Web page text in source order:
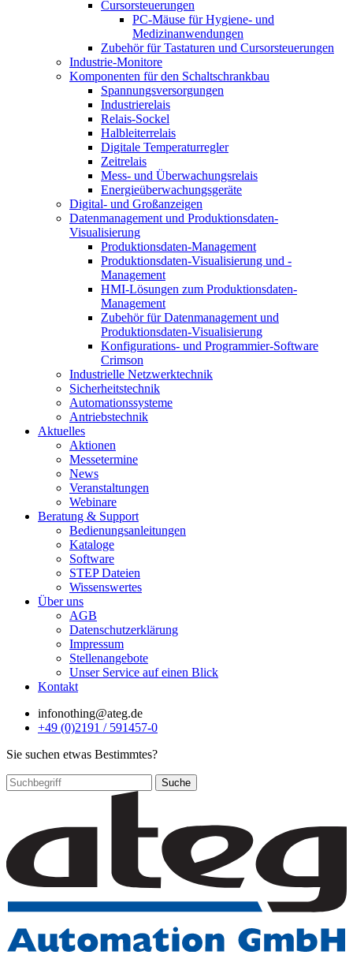
Cursorsteuerungen
PC-Mäuse für Hygiene- und
Medizinanwendungen
Zubehör für Tastaturen und Cursorsteuerungen
Industrie-Monitore
Komponenten für den Schaltschrankbau
Spannungsversorgungen
Industrierelais
Relais-Sockel
Halbleiterrelais
Digitale Temperaturregler
Zeitrelais
Mess- und Überwachungsrelais
Energieüberwachungsgeräte
Digital- und Großanzeigen
Datenmanagement und Produktionsdaten-
Visualisierung
Produktionsdaten-Management
Produktionsdaten-Visualisierung und -
Management
HMI-Lösungen zum Produktionsdaten-
Management
Zubehör für Datenmanagement und
Produktionsdaten-Visualisierung
Konfigurations- und Programmier-Software
Crimson
Industrielle Netzwerktechnik
Sicherheitstechnik
Automationssysteme
Antriebstechnik
Aktuelles
Aktionen
Messetermine
News
Veranstaltungen
Webinare
Beratung & Support
Bedienungsanleitungen
Kataloge
Software
STEP Dateien
Wissenswertes
Über uns
AGB
Datenschutzerklärung
Impressum
Stellenangebote
Unser Service auf einen Blick
Kontakt
infonothing@ateg.de
+49 (0)2191 / 591457-0
Sie suchen etwas Bestimmtes?
Suche